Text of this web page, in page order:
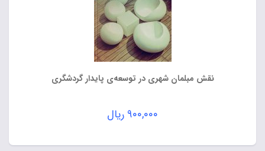
نقش مبلمان شهری در توسعه‌ی پایدار گردشگری
۹۰۰,۰۰۰ ریال